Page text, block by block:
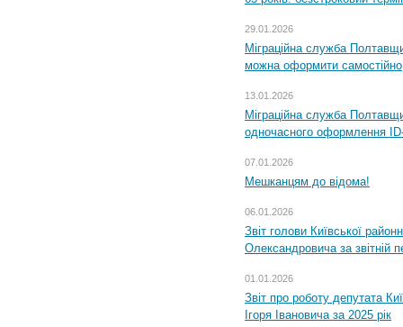
29.01.2026
Міграційна служба
можна оформити самостійно
13.01.2026
Міграційна служба
одночасного оформлення
07.01.2026
Мешканцям до відома!
06.01.2026
Звіт голови Київської
Олександровича за звітній
01.01.2026
Звіт про роботу депутата
Ігоря Івановича за 2025 рік